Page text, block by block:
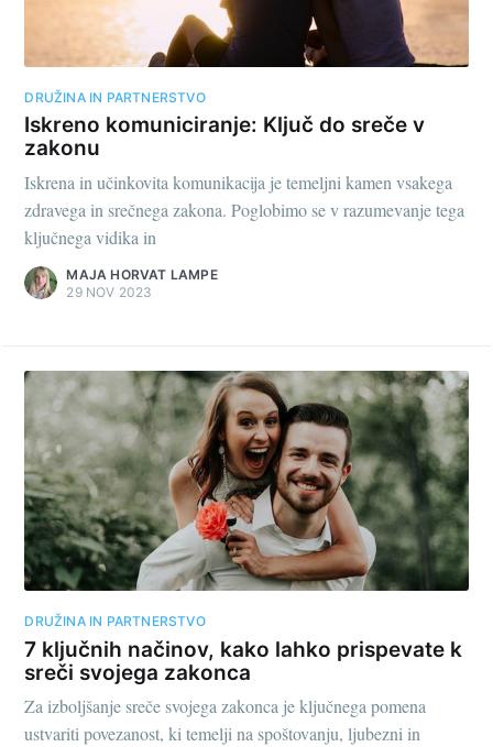
DRUŽINA IN PARTNERSTVO
Iskreno komuniciranje: Ključ do sreče v
zakonu
Iskrena in učinkovita komunikacija je temeljni kamen vsakega
zdravega in srečnega zakona. Poglobimo se v razumevanje tega
ključnega vidika in
MAJA HORVAT LAMPE
29 NOV 2023
DRUŽINA IN PARTNERSTVO
7 ključnih načinov, kako lahko prispevate k
sreči svojega zakonca
Za izboljšanje sreče svojega zakonca je ključnega pomena
ustvariti povezanost, ki temelji na spoštovanju, ljubezni in